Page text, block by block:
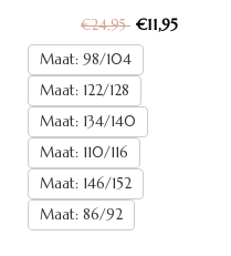
€24,95 €11,95
Maat: 98/104
Maat: 122/128
Maat: 134/140
Maat: 110/116
Maat: 146/152
Maat: 86/92